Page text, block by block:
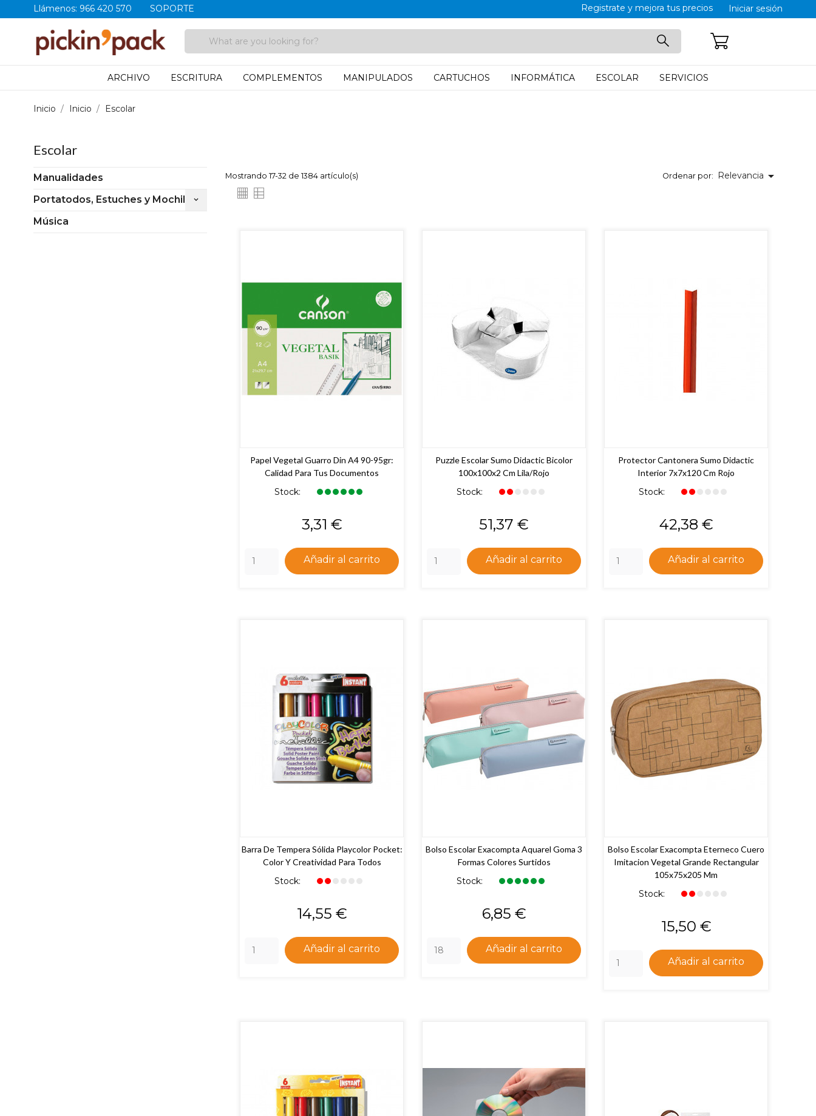
Llámenos: 966 420 570 SOPORTE Registrate y mejora tus precios Iniciar sesión
ARCHIVO ESCRITURA COMPLEMENTOS MANIPULADOS CARTUCHOS INFORMÁTICA ESCOLAR SERVICIOS
Inicio Inicio Escolar
Escolar
Manualidades
Portatodos, Estuches y Mochilaskeyboard_arrow_down
Música
Mostrando 17-32 de 1384 artículo(s) Ordenar por: Relevancia 
Papel Vegetal Guarro Din A4 90-95gr:
Calidad Para Tus Documentos
Stock:
Precio
3,31 €
Añadir al carrito
Puzzle Escolar Sumo Didactic Bicolor
100x100x2 Cm Lila/rojo
Stock:
Precio
51,37 €
Añadir al carrito
Protector Cantonera Sumo Didactic
Interior 7x7x120 Cm Rojo
Stock:
Precio
42,38 €
Añadir al carrito
Barra De Tempera Sólida Playcolor Pocket:
Color Y Creatividad Para Todos
Stock:
Precio
14,55 €
Añadir al carrito
Bolso Escolar Exacompta Aquarel Goma 3
Formas Colores Surtidos
Stock:
Precio
6,85 €
Añadir al carrito
Bolso Escolar Exacompta Eterneco Cuero
Imitacion Vegetal Grande Rectangular
105x75x205 Mm
Stock:
Precio
15,50 €
Añadir al carrito